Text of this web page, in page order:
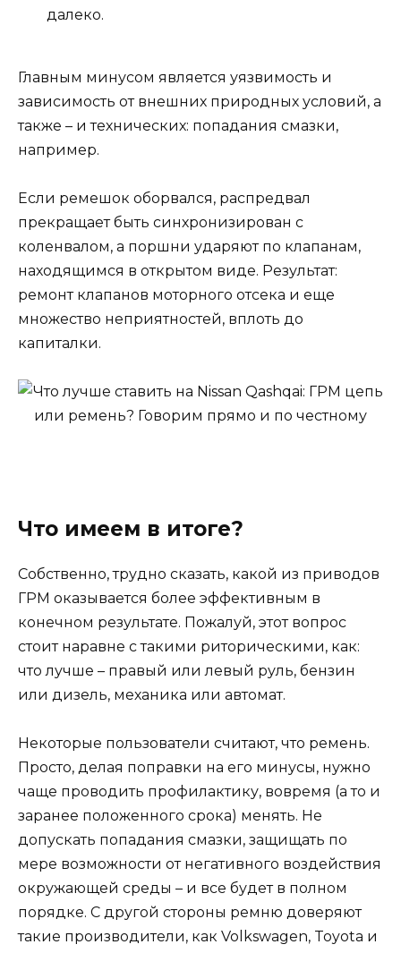
далеко.
Главным минусом является уязвимость и
зависимость от внешних природных условий, а
также – и технических: попадания смазки,
например.
Если ремешок оборвался, распредвал
прекращает быть синхронизирован с
коленвалом, а поршни ударяют по клапанам,
находящимся в открытом виде. Результат:
ремонт клапанов моторного отсека и еще
множество неприятностей, вплоть до
капиталки.
Что имеем в итоге?
Собственно, трудно сказать, какой из приводов
ГРМ оказывается более эффективным в
конечном результате. Пожалуй, этот вопрос
стоит наравне с такими риторическими, как:
что лучше – правый или левый руль, бензин
или дизель, механика или автомат.
Некоторые пользователи считают, что ремень.
Просто, делая поправки на его минусы, нужно
чаще проводить профилактику, вовремя (а то и
заранее положенного срока) менять. Не
допускать попадания смазки, защищать по
мере возможности от негативного воздействия
окружающей среды – и все будет в полном
порядке. С другой стороны ремню доверяют
такие производители, как Volkswagen, Toyota и